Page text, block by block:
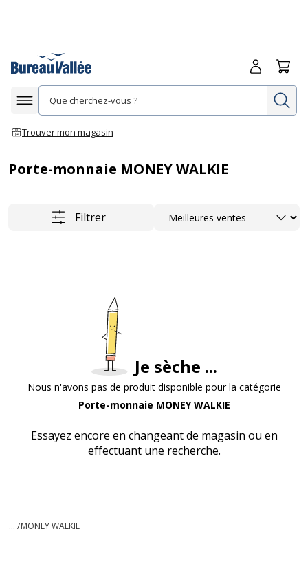
Afficher la navigation
Trouver mon magasin
Me
Porte-monnaie MONEY WALKIE
Filtrer Trier
Je sèche ...
Nous n'avons pas de produit disponible pour la catégorie
Porte-monnaie MONEY WALKIE
Essayez encore en changeant de magasin ou en
effectuant une recherche.
... /MONEY WALKIE